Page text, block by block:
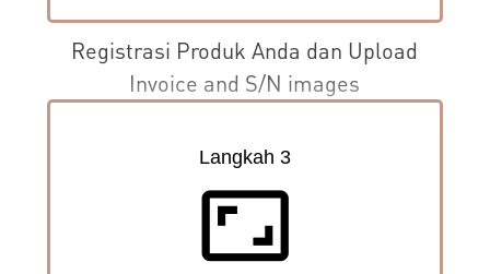
Registrasi Produk Anda dan Upload
Invoice and S/N images
Langkah 3
aspect_ratio